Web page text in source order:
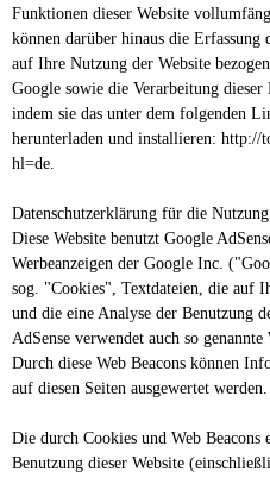
Funktionen dieser Website
können darüber hinaus die Erfassung
auf Ihre Nutzung der Website
Google sowie die Verarbeitung
indem sie das unter dem folgenden
herunterladen und installieren: http://
hl=de.
Datenschutzerklärung für die
Diese Website benutzt Google
Werbeanzeigen der Google Inc.
sog. "Cookies", Textdateien, die auf
und die eine Analyse der Benutzung
AdSense verwendet auch so
Durch diese Web Beacons können
auf diesen Seiten ausgewertet werden.
Die durch Cookies und Web
Benutzung dieser Website